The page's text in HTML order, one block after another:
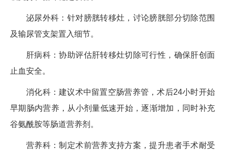
泌尿外科：针对膀胱转移灶，讨论膀胱部分切除范围
及输尿管支架置入细节。
肝病科：协助评估肝转移灶切除可行性，确保肝创面
止血安全。
消化科：建议术中留置空肠营养管，术后24小时开始
早期肠内营养，从小剂量低速开始，逐渐增加，同时补充
谷氨酰胺等肠道营养剂。
营养科：制定术前营养支持方案，提升患者手术耐受